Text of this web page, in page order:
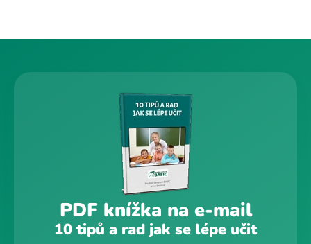
PDF knížka na e-mail
10 tipů a rad jak se lépe učit